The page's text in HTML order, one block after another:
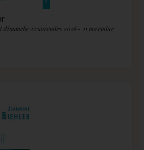
22 novembre 2026 - 21 novembre